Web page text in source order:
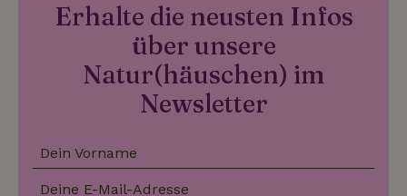
Erhalte die neusten Infos
über unsere
Natur(häuschen) im
Newsletter
Dein Vorname
Deine E-Mail-Adresse
_nhftconstraint_translations www.naturhaeuschen.de
geo-json